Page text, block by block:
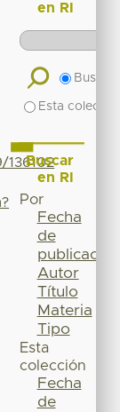
136102
en RI
Buscar
Esta
Buscar
en RI
Por
Fecha
de
publicación
Autor
Título
Materia
Tipo
Esta
colección
Fecha
de